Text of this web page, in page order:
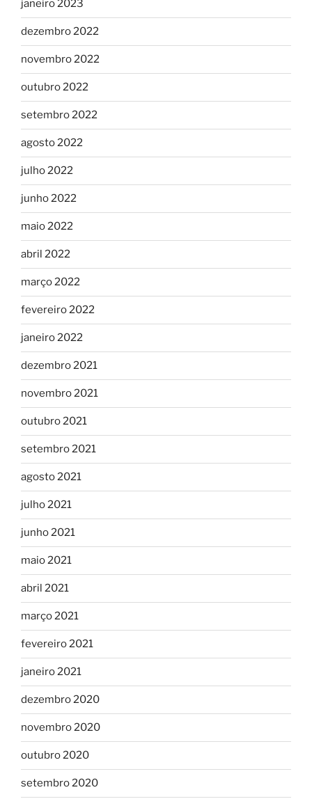
janeiro 2023
dezembro 2022
novembro 2022
outubro 2022
setembro 2022
agosto 2022
julho 2022
junho 2022
maio 2022
abril 2022
março 2022
fevereiro 2022
janeiro 2022
dezembro 2021
novembro 2021
outubro 2021
setembro 2021
agosto 2021
julho 2021
junho 2021
maio 2021
abril 2021
março 2021
fevereiro 2021
janeiro 2021
dezembro 2020
novembro 2020
outubro 2020
setembro 2020